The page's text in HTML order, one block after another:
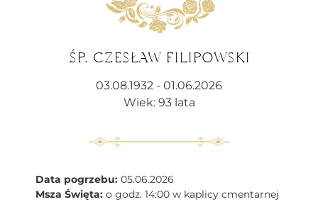
ŚP. CZESŁAW FILIPOWSKI
03.08.1932 - 01.06.2026
Wiek: 93 lata
Data pogrzebu: 05.06.2026
Msza Święta: o godz. 14:00 w kaplicy cmentarnej